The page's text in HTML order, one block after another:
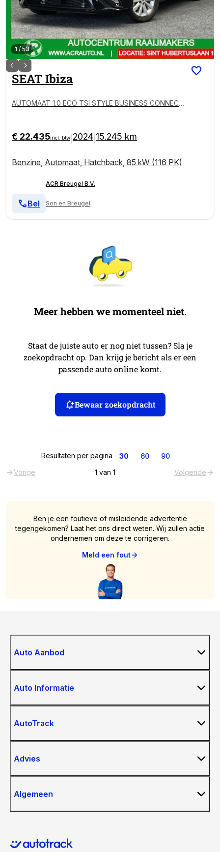
1 / 53
SEATIbiza
AUTOMAAT 1.0 ECO TSI STYLE BUSINESS CONNECT
LEFOON MEDIA VOORBEREIDING ACHTERUITRIJCAM
ERA ZEER MOOI !!
€ 22.435incl. btw 2024 15.245 km
Benzine, Automaat, Hatchback, 85 kW (116 PK)
ACR Breugel B.V.
Son en Breugel
Bel
Meer hebben we momenteel niet.
Staat de juiste auto er nog niet tussen? Sla je
zoekopdracht op. Dan krijg je bericht als er een
passende auto online komt.
Bewaar zoekopdracht
Resultaten per pagina 30 60
90
Vorige
1 van 1 Volgende
Ben je een foutieve of misleidende advertentie
tegengekomen? Laat het ons direct weten. Wij zullen actie
ondernemen om deze te corrigeren.
Meld een fout
Auto Aanbod
Auto Informatie
AutoTrack
Advies
Algemeen